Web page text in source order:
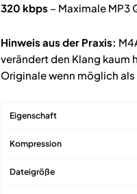
320 kbps – Maximale MP3
Hinweis aus der Praxis:
verändert den Klang kaum
Originale wenn möglich als
Eigenschaft
Kompression
Dateigröße